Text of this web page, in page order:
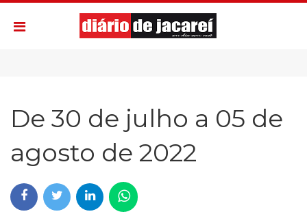
De 30 de julho a 05 de
agosto de 2022